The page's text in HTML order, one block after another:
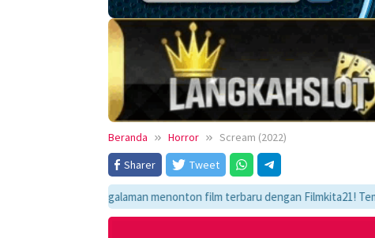
Beranda Horror
Scream (2022)
Sharer
Tweet
pengalaman menonton film terbaru dengan Filmkita21! Temukan link